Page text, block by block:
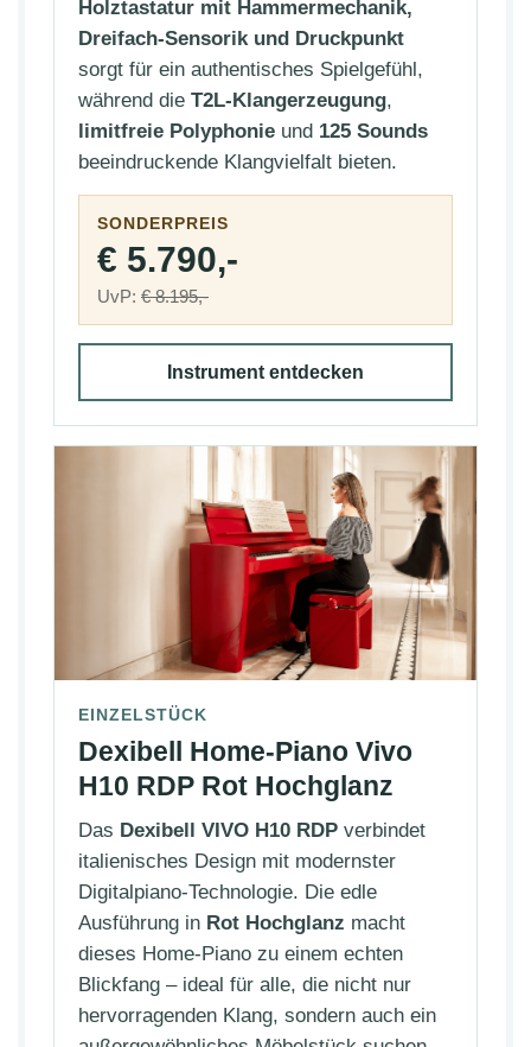
Holztastatur mit Hammermechanik,
Dreifach-Sensorik und Druckpunkt
sorgt für ein authentisches Spielgefühl,
während die T2L-Klangerzeugung,
limitfreie Polyphonie und 125 Sounds
beeindruckende Klangvielfalt bieten.
SONDERPREIS
€ 5.790,-
UvP: € 8.195,-
Instrument entdecken
EINZELSTÜCK
Dexibell Home-Piano Vivo
H10 RDP Rot Hochglanz
Das Dexibell VIVO H10 RDP verbindet
italienisches Design mit modernster
Digitalpiano-Technologie. Die edle
Ausführung in Rot Hochglanz macht
dieses Home-Piano zu einem echten
Blickfang – ideal für alle, die nicht nur
hervorragenden Klang, sondern auch ein